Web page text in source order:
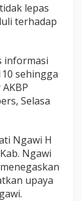
lepas
terhadap
informasi
sehingga
Selasa
Ngawi H
Ngawi
upaya